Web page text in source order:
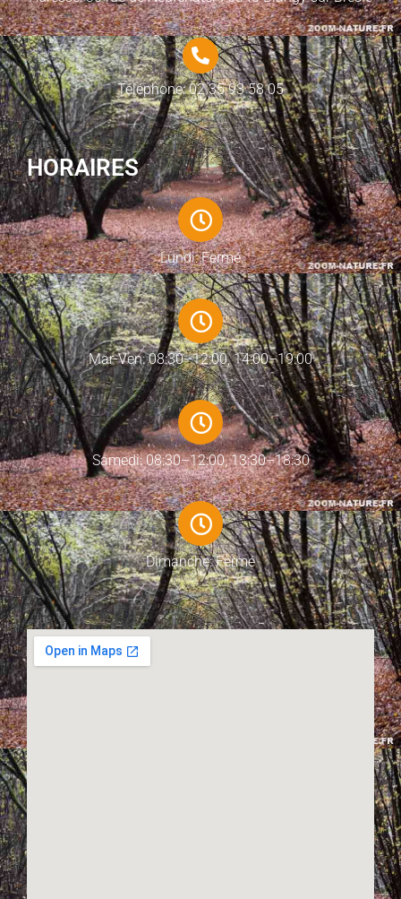
Téléphone: 02 35 93 58 05
HORAIRES
Lundi: Fermé
Mar-Ven: 08:30–12:00, 14:00–19:00
Samedi: 08:30–12:00, 13:30–18:30
Dimanche: Fermé